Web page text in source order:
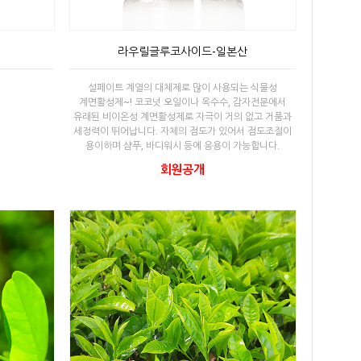
라우릴글루코사이드-일본산
설페이트 계열의 대체제로 많이 사용되는 식물성
계면활성제~! 코코넛 오일이나 옥수수, 감자전분에서
유래된 비이온성 계면활성제로 자극이 거의 없고 거품과
세정력이 뛰어납니다. 자체의 점도가 있어서 점도조절이
용이하며 샴푸, 바디워시 등에 응용이 가능합니다.
회원공개